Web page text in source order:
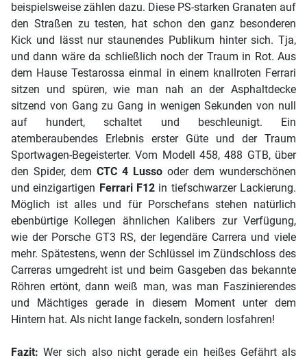
beispielsweise zählen dazu. Diese PS-starken Granaten auf
den Straßen zu testen, hat schon den ganz besonderen
Kick und lässt nur staunendes Publikum hinter sich. Tja,
und dann wäre da schließlich noch der Traum in Rot. Aus
dem Hause Testarossa einmal in einem knallroten Ferrari
sitzen und spüren, wie man nah an der Asphaltdecke
sitzend von Gang zu Gang in wenigen Sekunden von null
auf hundert, schaltet und beschleunigt. Ein
atemberaubendes Erlebnis erster Güte und der Traum
Sportwagen-Begeisterter. Vom Modell 458, 488 GTB, über
den Spider, dem CTC 4 Lusso oder dem wunderschönen
und einzigartigen Ferrari F12 in tiefschwarzer Lackierung.
Möglich ist alles und für Porschefans stehen natürlich
ebenbürtige Kollegen ähnlichen Kalibers zur Verfügung,
wie der Porsche GT3 RS, der legendäre Carrera und viele
mehr. Spätestens, wenn der Schlüssel im Zündschloss des
Carreras umgedreht ist und beim Gasgeben das bekannte
Röhren ertönt, dann weiß man, was man Faszinierendes
und Mächtiges gerade in diesem Moment unter dem
Hintern hat. Als nicht lange fackeln, sondern losfahren!
Fazit: Wer sich also nicht gerade ein heißes Gefährt als